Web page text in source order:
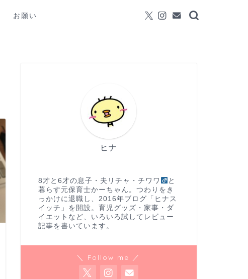
お願い
ヒナ
8才と6才の息子・夫リチャ・チワワ
と
暮らす元保育士かーちゃん。つわりをき
っかけに退職し、2016年ブログ「ヒナス
イッチ」を開設。育児グッズ・家事・ダ
イエットなど、いろいろ試してレビュー
記事を書いています。
＼ Follow me ／